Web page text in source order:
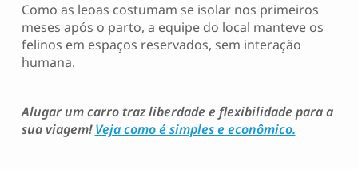
Como as leoas costumam se isolar nos primeiros
meses após o parto, a equipe do local manteve os
felinos em espaços reservados, sem interação
humana.
Alugar um carro traz liberdade e flexibilidade para a
sua viagem! Veja como é simples e econômico.